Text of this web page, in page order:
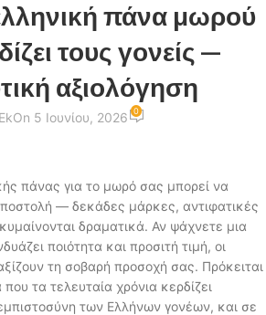
πάνα μωρού
τους γονείς —
αξιολόγηση
EkOn 5 Ιουνίου, 2026 0
πάνας για το μωρό σας μπορεί να
— δεκάδες μάρκες, αντιφατικές
δραματικά. Αν ψάχνετε μια
ποιότητα και προσιτή τιμή, οι
τη σοβαρή προσοχή σας. Πρόκειται
τα τελευταία χρόνια κερδίζει
των Ελλήνων γονέων, και σε